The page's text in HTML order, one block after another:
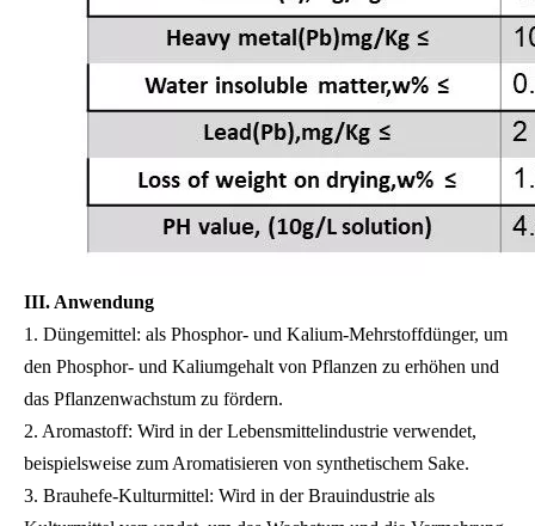
III. Anwendung
1. Düngemittel: als Phosphor- und Kalium-Mehrstoffdünger, um
den Phosphor- und Kaliumgehalt von Pflanzen zu erhöhen und
das Pflanzenwachstum zu fördern.
2. Aromastoff: Wird in der Lebensmittelindustrie verwendet,
beispielsweise zum Aromatisieren von synthetischem Sake.
3. Brauhefe-Kulturmittel: Wird in der Brauindustrie als